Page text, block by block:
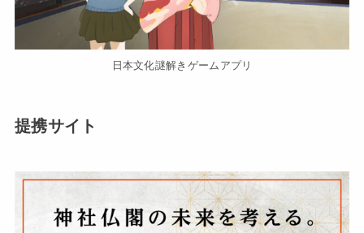
日本文化謎解きゲームアプリ
提携サイト